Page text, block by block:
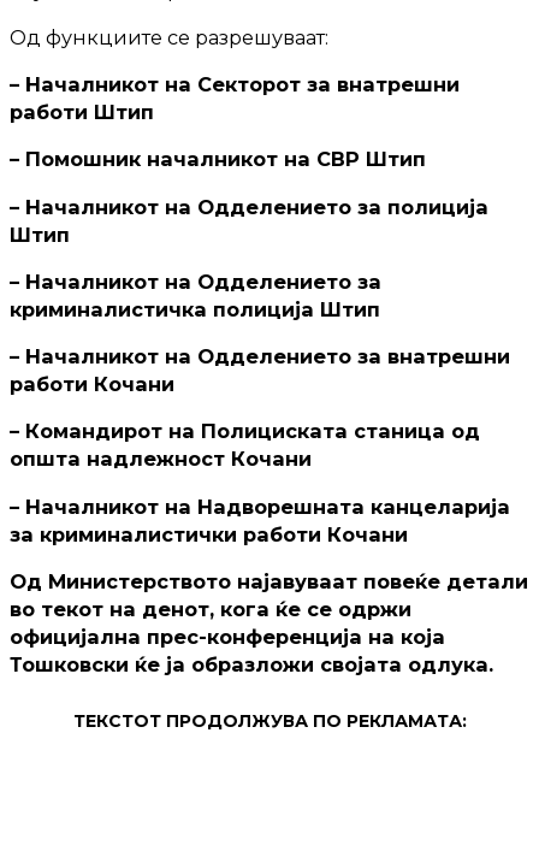
Oд функциите се разрешуваат:
– Началникот на Секторот за внатрешни
работи Штип
– Помошник началникот на СВР Штип
– Началникот на Одделението за полиција
Штип
– Началникот на Одделението за
криминалистичка полиција Штип
– Началникот на Одделението за внатрешни
работи Кочани
– Командирот на Полициската станица од
општа надлежност Кочани
– Началникот на Надворешната канцеларија
за криминалистички работи Кочани
Од Министерството најавуваат повеќе детали
во текот на денот, кога ќе се одржи
официјална прес-конференција на која
Тошковски ќе ја образложи својата одлука.
ТЕКСТОТ ПРОДОЛЖУВА ПО РЕКЛАМАТА: